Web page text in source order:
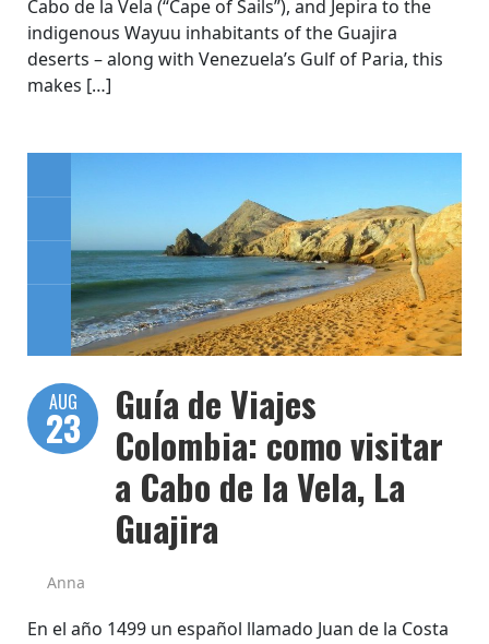
Cabo de la Vela (“Cape of Sails”), and Jepira to the
indigenous Wayuu inhabitants of the Guajira
deserts – along with Venezuela’s Gulf of Paria, this
makes […]
AUG
23
Guía de Viajes
Colombia: como visitar
a Cabo de la Vela, La
Guajira
Anna
En el año 1499 un español llamado Juan de la Costa